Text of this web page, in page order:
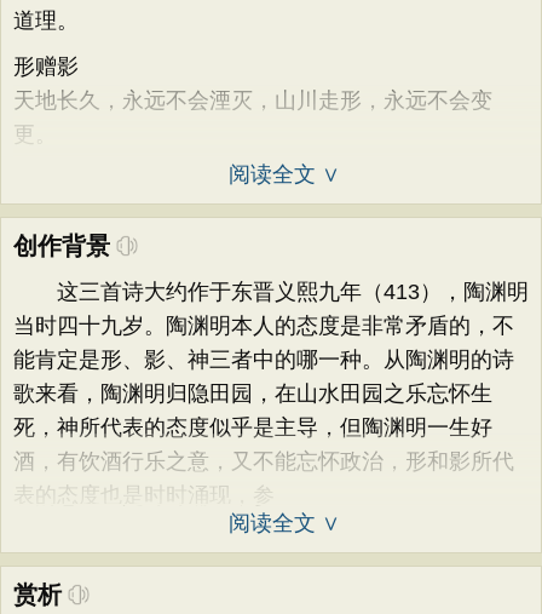
道理。
形赠影
天地长久，永远不会湮灭，山川走形，永远不会变
更。
阅读全文 ∨
创作背景
这三首诗大约作于东晋义熙九年（413），陶渊明
当时四十九岁。陶渊明本人的态度是非常矛盾的，不
能肯定是形、影、神三者中的哪一种。从陶渊明的诗
歌来看，陶渊明归隐田园，在山水田园之乐忘怀生
死，神所代表的态度似乎是主导，但陶渊明一生好
酒，有饮酒行乐之意，又不能忘怀政治，形和影所代
表的态度也是时时涌现，参
阅读全文 ∨
赏析